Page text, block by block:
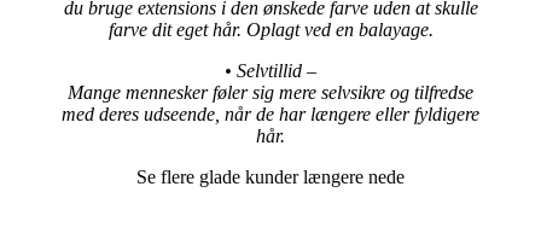
du bruge extensions i den ønskede farve uden at skulle
farve dit eget hår. Oplagt ved en balayage.
• Selvtillid –
Mange mennesker føler sig mere selvsikre og tilfredse
med deres udseende, når de har længere eller fyldigere
hår.
Se flere glade kunder længere nede